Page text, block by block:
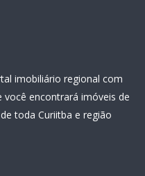
imobiliário regional com
encontrará imóveis de
toda Curiitba e região